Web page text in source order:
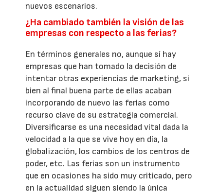
nuevos escenarios.
¿Ha cambiado también la visión de las
empresas con respecto a las ferias?
En términos generales no, aunque sí hay
empresas que han tomado la decisión de
intentar otras experiencias de marketing, si
bien al final buena parte de ellas acaban
incorporando de nuevo las ferias como
recurso clave de su estrategia comercial.
Diversificarse es una necesidad vital dada la
velocidad a la que se vive hoy en día, la
globalización, los cambios de los centros de
poder, etc. Las ferias son un instrumento
que en ocasiones ha sido muy criticado, pero
en la actualidad siguen siendo la única